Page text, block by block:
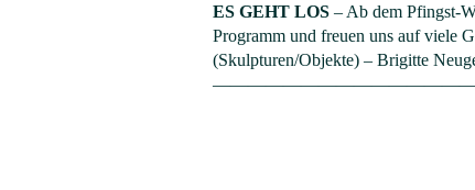
ES GEHT LOS – Ab dem Pfingst-
Programm und freuen uns auf viele
(Skulpturen/Objekte) – Brigitte